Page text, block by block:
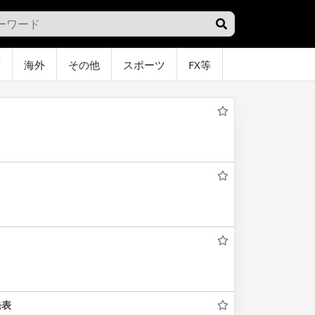
海外 その他 スポーツ FX等